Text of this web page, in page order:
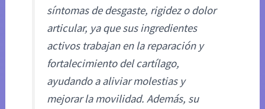
síntomas de desgaste, rigidez o dolor
articular, ya que sus ingredientes
activos trabajan en la reparación y
fortalecimiento del cartílago,
ayudando a aliviar molestias y
mejorar la movilidad. Además, su